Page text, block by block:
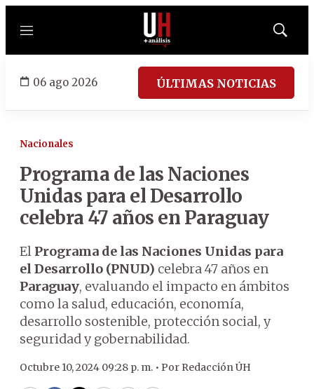
Menú
Mostrar
06 ago 2026 ÚLTIMAS NOTICIAS
Nacionales
Programa de las Naciones
Unidas para el Desarrollo
celebra 47 años en Paraguay
El Programa de las Naciones Unidas para
el Desarrollo (PNUD) celebra 47 años en
Paraguay, evaluando el impacto en ámbitos
como la salud, educación, economía,
desarrollo sostenible, protección social, y
seguridad y gobernabilidad.
Octubre 10, 2024 09:28 p. m. • Por Redacción ÚH